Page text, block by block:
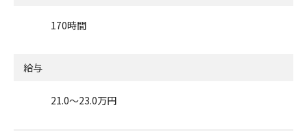
170時間
給与
21.0〜23.0万円